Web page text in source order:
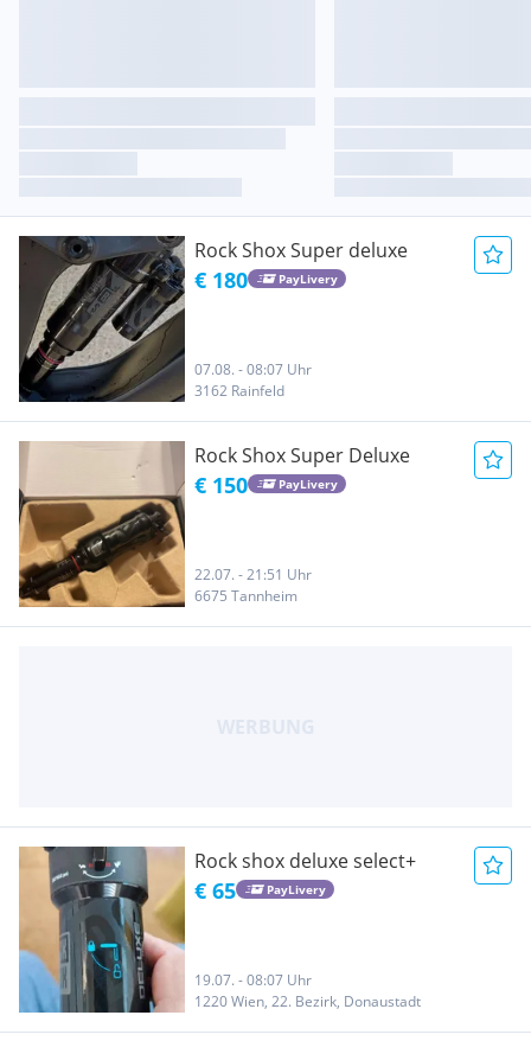
Rock Shox Super deluxe
€ 180 PayLivery
07.08. - 08:07 Uhr
3162 Rainfeld
Rock Shox Super Deluxe
€ 150 PayLivery
22.07. - 21:51 Uhr
6675 Tannheim
Rock shox deluxe select+
€ 65 PayLivery
19.07. - 08:07 Uhr
1220 Wien, 22. Bezirk, Donaustadt